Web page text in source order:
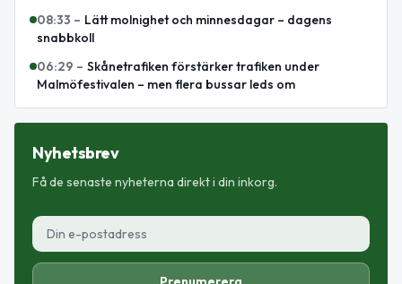
08:33 – Lätt molnighet och minnesdagar – dagens
snabbkoll
06:29 – Skånetrafiken förstärker trafiken under
Malmöfestivalen – men flera bussar leds om
Nyhetsbrev
Få de senaste nyheterna direkt i din inkorg.